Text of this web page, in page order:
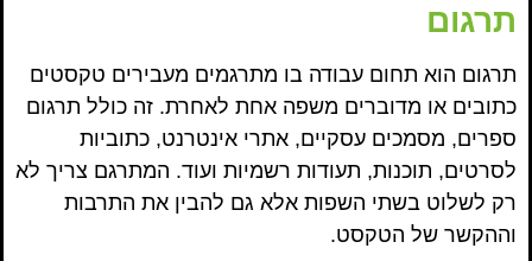
תרגום
תרגום הוא תחום עבודה בו מתרגמים מעבירים טקסטים
כתובים או מדוברים משפה אחת לאחרת. זה כולל תרגום
ספרים, מסמכים עסקיים, אתרי אינטרנט, כתוביות
לסרטים, תוכנות, תעודות רשמיות ועוד. המתרגם צריך לא
רק לשלוט בשתי השפות אלא גם להבין את התרבות
וההקשר של הטקסט.